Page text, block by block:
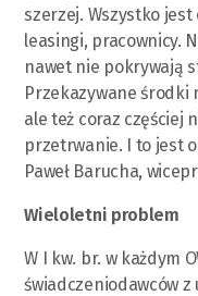
szerzej. Wszystko
leasingi, pracownicy.
nawet nie pokrywają
Przekazywane środki
ale też coraz częściej
przetrwanie. I to jest
Paweł Barucha,
Wieloletni problem
W I kw. br. w każdym
świadczeniodawców